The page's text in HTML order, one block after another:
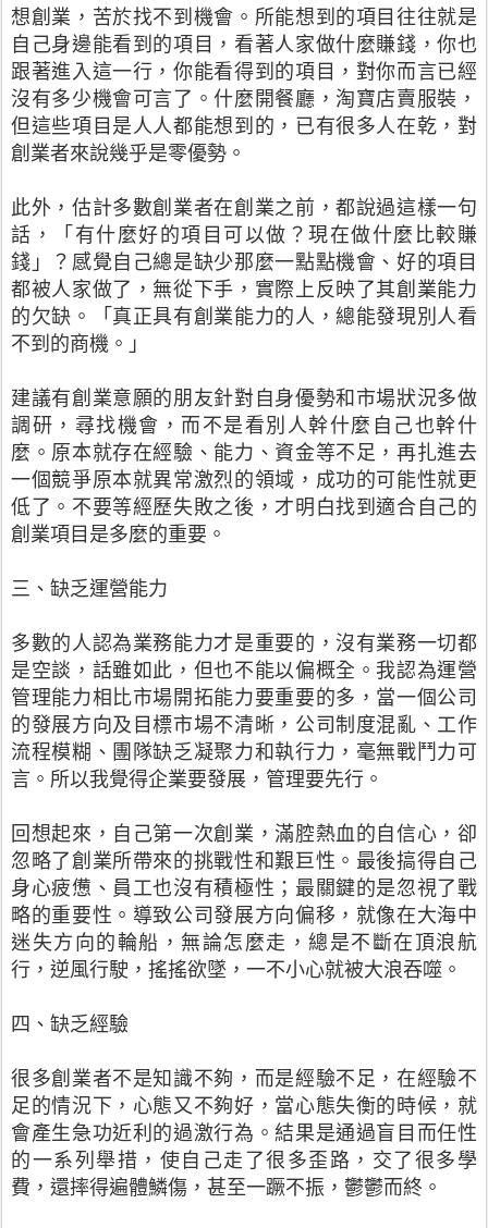
想創業，苦於找不到機會。所能想到的項目往往就是
自己身邊能看到的項目，看著人家做什麼賺錢，你也
跟著進入這一行，你能看得到的項目，對你而言已經
沒有多少機會可言了。什麼開餐廳，淘寶店賣服裝，
但這些項目是人人都能想到的，已有很多人在乾，對
創業者來說幾乎是零優勢。
此外，估計多數創業者在創業之前，都說過這樣一句
話，「有什麼好的項目可以做？現在做什麼比較賺
錢」？感覺自己總是缺少那麼一點點機會、好的項目
都被人家做了，無從下手，實際上反映了其創業能力
的欠缺。「真正具有創業能力的人，總能發現別人看
不到的商機。」
建議有創業意願的朋友針對自身優勢和市場狀況多做
調研，尋找機會，而不是看別人幹什麼自己也幹什
麼。原本就存在經驗、能力、資金等不足，再扎進去
一個競爭原本就異常激烈的領域，成功的可能性就更
低了。不要等經歷失敗之後，才明白找到適合自己的
創業項目是多麼的重要。
三、缺乏運營能力
多數的人認為業務能力才是重要的，沒有業務一切都
是空談，話雖如此，但也不能以偏概全。我認為運營
管理能力相比市場開拓能力要重要的多，當一個公司
的發展方向及目標市場不清晰，公司制度混亂、工作
流程模糊、團隊缺乏凝聚力和執行力，毫無戰鬥力可
言。所以我覺得企業要發展，管理要先行。
回想起來，自己第一次創業，滿腔熱血的自信心，卻
忽略了創業所帶來的挑戰性和艱巨性。最後搞得自己
身心疲憊、員工也沒有積極性；最關鍵的是忽視了戰
略的重要性。導致公司發展方向偏移，就像在大海中
迷失方向的輪船，無論怎麼走，總是不斷在頂浪航
行，逆風行駛，搖搖欲墜，一不小心就被大浪吞噬。
四、缺乏經驗
很多創業者不是知識不夠，而是經驗不足，在經驗不
足的情況下，心態又不夠好，當心態失衡的時候，就
會產生急功近利的過激行為。結果是通過盲目而任性
的一系列舉措，使自己走了很多歪路，交了很多學
費，還摔得遍體鱗傷，甚至一蹶不振，鬱鬱而終。